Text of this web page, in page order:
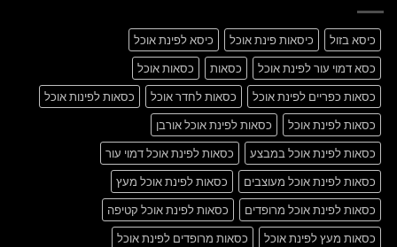
כיסא בזול כיסאות פינת אוכל
כיסא לפינת אוכל
כסא דמוי עור לפינת אוכל
כסאות
כסאות אוכל
כסאות כפריים לפינת אוכל
כסאות לחדר אוכל
כסאות לפינות אוכל
כסאות לפינת אוכל
כסאות לפינת אוכל אורבן
כסאות לפינת אוכל במבצע
כסאות לפינת אוכל דמוי עור
כסאות לפינת אוכל מעוצבים
כסאות לפינת אוכל מעץ
כסאות לפינת אוכל מרופדים
כסאות לפינת אוכל קטיפה
כסאות מעץ לפינת אוכל
כסאות מרופדים לפינת אוכל